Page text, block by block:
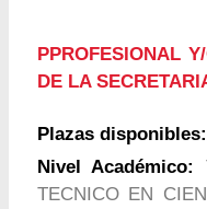
PPROFESIONAL
DE LA
Plazas disponibles:
Nivel Académico:
TECNICO EN